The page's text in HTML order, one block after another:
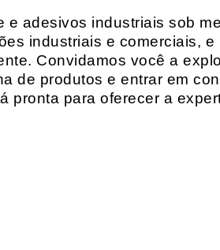
adesivos industriais sob
industriais e comerciais,
Convidamos você a
de produtos e entrar em
para oferecer a